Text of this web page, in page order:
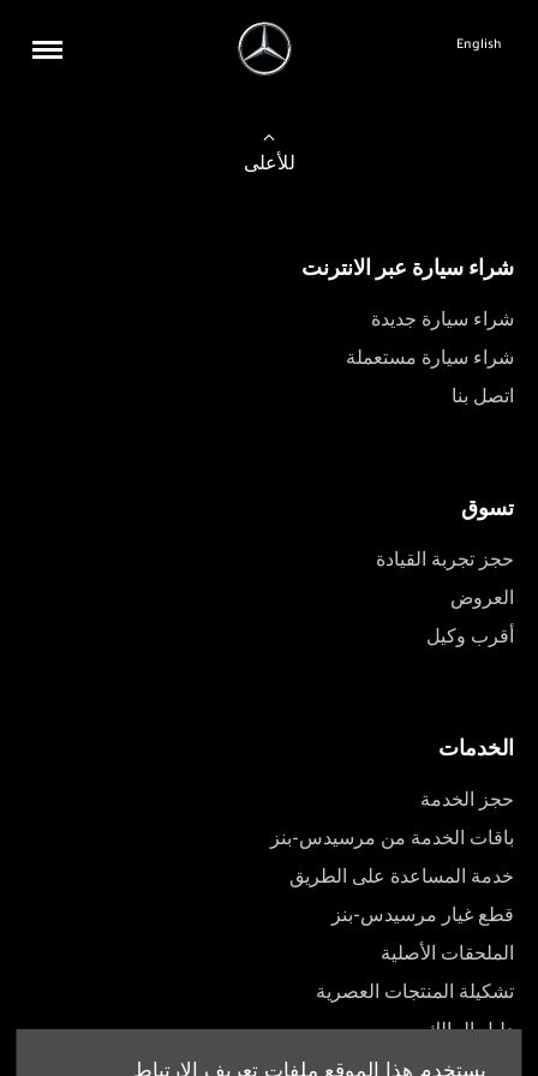
يستخدم هذا الموقع ملفات تعريف الارتباط
English
للأعلى
شراء سيارة عبر الانترنت
شراء سيارة جديدة
شراء سيارة مستعملة
اتصل بنا
تسوق
حجز تجربة القيادة
العروض
أقرب وكيل
الخدمات
حجز الخدمة
باقات الخدمة من مرسيدس-بنز
خدمة المساعدة على الطريق
قطع غيار مرسيدس-بنز
الملحقات الأصلية
تشكيلة المنتجات العصرية
دليل المالك